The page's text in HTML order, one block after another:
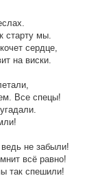
старту мы.
сердце,
на виски.
Все спецы!
не забыли!
всё равно!
так спешили!